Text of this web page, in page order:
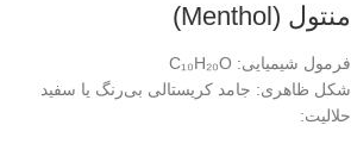
منتول (Menthol)
فرمول شیمیایی: C₁₀H₂₀O
شکل ظاهری: جامد کریستالی بی‌رنگ یا سفید
حلالیت: